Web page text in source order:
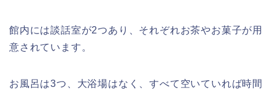
館内には談話室が2つあり、それぞれお茶やお菓子が用
意されています。
お風呂は3つ、大浴場はなく、すべて空いていれば時間